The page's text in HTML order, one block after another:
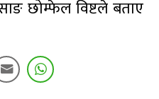
छोम्फेल विष्टले बताए